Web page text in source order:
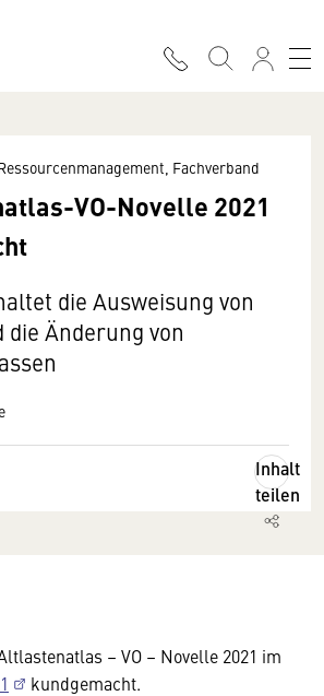
Fachverband
VO-Novelle 2021
die Ausweisung von
Änderung von
Inhalt
teilen
– VO – Novelle 2021 im
kundgemacht.